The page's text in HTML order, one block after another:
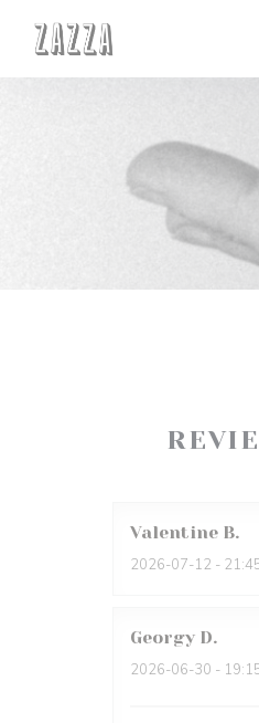
Valentine B
2026-07-12 -
Georgy D
2026-06-30 -